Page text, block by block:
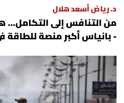
د. رياض أسعد هلال
من التنافس إلى
- بانياس أكبر منصة